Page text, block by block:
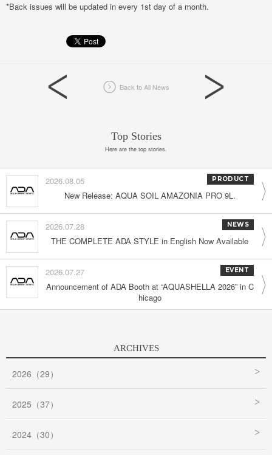
*Back issues will be updated in every 1st day of a month.
Back to All News
Top Stories
Here are the top stories.
2026.08.05 PRODUCT
New Release: AQUA SOIL AMAZONIA PRO 9L.
2026.07.28 NEWS
THE COMPLETE ADA STYLE in English Now Available
2026.07.27 EVENT
Announcement of ADA Booth at “AQUASHELLA 2026” in C
hicago
ARCHIVES
2026（29）
2025（37）
2024（30）